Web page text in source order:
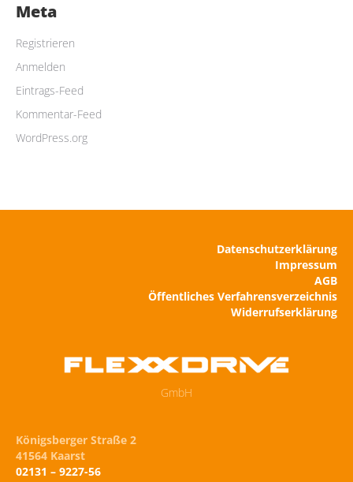
Dein FlexxAccount wird mit der Buchung deines Auto
Abos angelegt. Wenn du bereits ein Konto hast,
Meta
Registrieren
Anmelden
Eintrags-Feed
Kommentar-Feed
WordPress.org
Datenschutzerklärung
Impressum
AGB
Öffentliches Verfahrensverzeichnis
Widerrufserklärung
GmbH
Königsberger Straße 2
41564 Kaarst
02131 – 9227-56